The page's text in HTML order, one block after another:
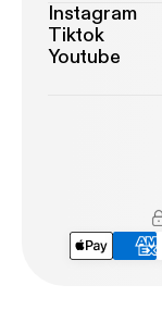
Instagram
Tiktok
Youtube